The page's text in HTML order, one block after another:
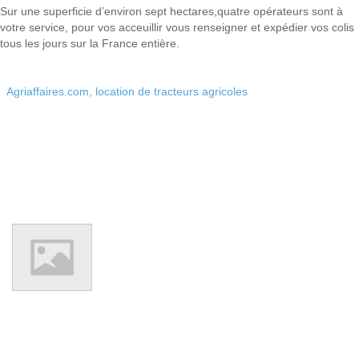
Sur une superficie d’environ sept hectares,quatre opérateurs sont à
votre service, pour vos acceuillir vous renseigner et expédier vos colis
tous les jours sur la France entière.
Agriaffaires.com, location de tracteurs agricoles